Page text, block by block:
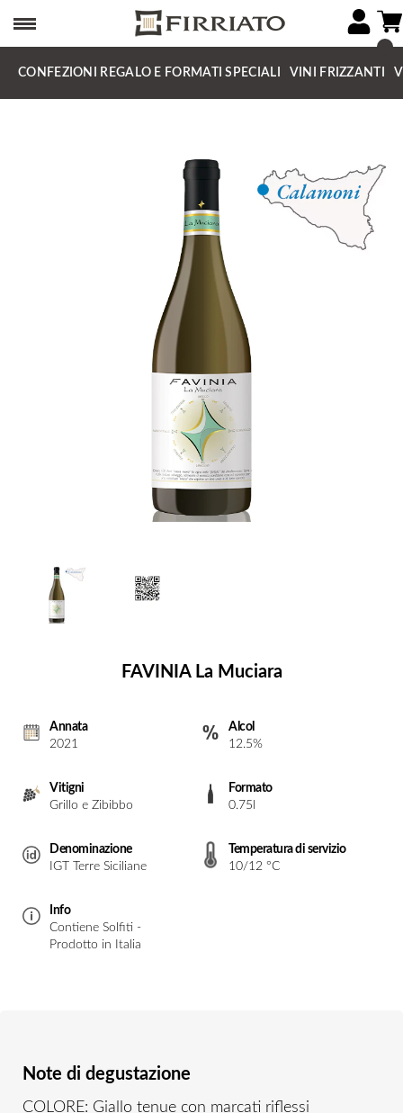
CONFEZIONI REGALO E FORMATI SPECIALI VINI FRIZZANTI
FAVINIA La Muciara
Annata
2021
Alcol
12.5%
Vitigni
Grillo e Zibibbo
Formato
0.75l
Denominazione
IGT Terre Siciliane
Temperatura di servizio
10/12 °C
Info
Contiene Solfiti -
Prodotto in Italia
Note di degustazione
COLORE: Giallo tenue con marcati riflessi